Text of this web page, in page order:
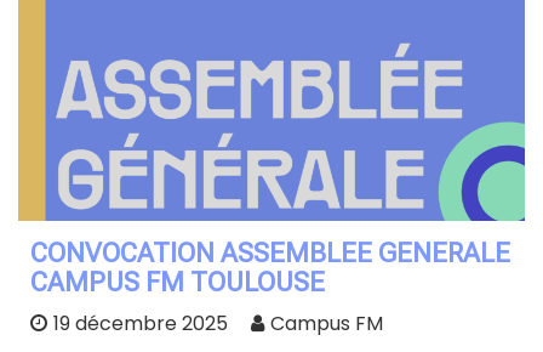
CONVOCATION ASSEMBLEE GENERALE
CAMPUS FM TOULOUSE
19 décembre 2025
Campus FM